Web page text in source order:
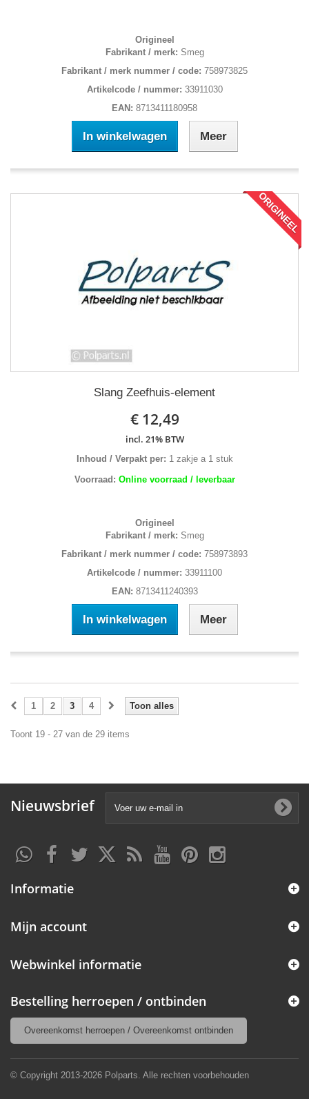
Origineel
Fabrikant / merk: Smeg
Fabrikant / merk nummer / code: 758973825
Artikelcode / nummer: 33911030
EAN: 8713411180958
In winkelwagen Meer
ORIGINEEL
Slang Zeefhuis-element
€ 12,49
incl. 21% BTW
Inhoud / Verpakt per: 1 zakje a 1 stuk
Voorraad: Online voorraad / leverbaar
Origineel
Fabrikant / merk: Smeg
Fabrikant / merk nummer / code: 758973893
Artikelcode / nummer: 33911100
EAN: 8713411240393
In winkelwagen Meer
Toon alles
1 2 3 4
Toont 19 - 27 van de 29 items
Nieuwsbrief
Informatie
© Copyright 2013-2026 Polparts. Alle rechten voorbehouden
Mijn account
Webwinkel informatie
Bestelling herroepen / ontbinden
Overeenkomst herroepen / Overeenkomst ontbinden